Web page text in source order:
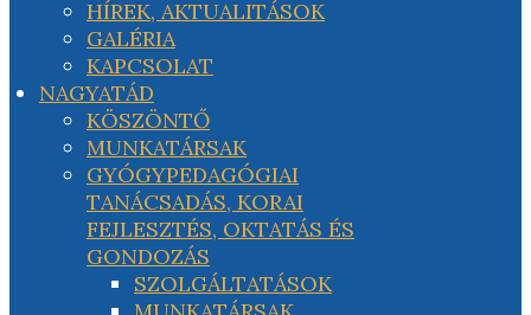
HÍREK, AKTUALITÁSOK
GALÉRIA
KAPCSOLAT
NAGYATÁD
KÖSZÖNTŐ
MUNKATÁRSAK
GYÓGYPEDAGÓGIAI
TANÁCSADÁS, KORAI
FEJLESZTÉS, OKTATÁS ÉS
GONDOZÁS
SZOLGÁLTATÁSOK